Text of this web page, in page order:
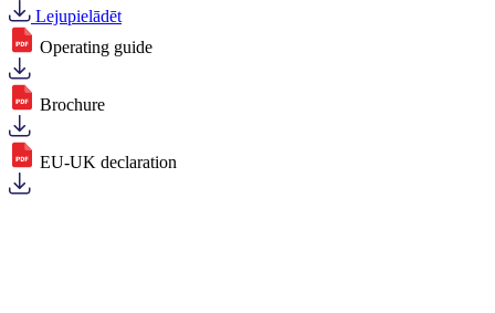
Lejupielādēt
Operating guide
Brochure
EU-UK declaration